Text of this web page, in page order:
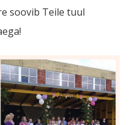
soovib Teile tuul